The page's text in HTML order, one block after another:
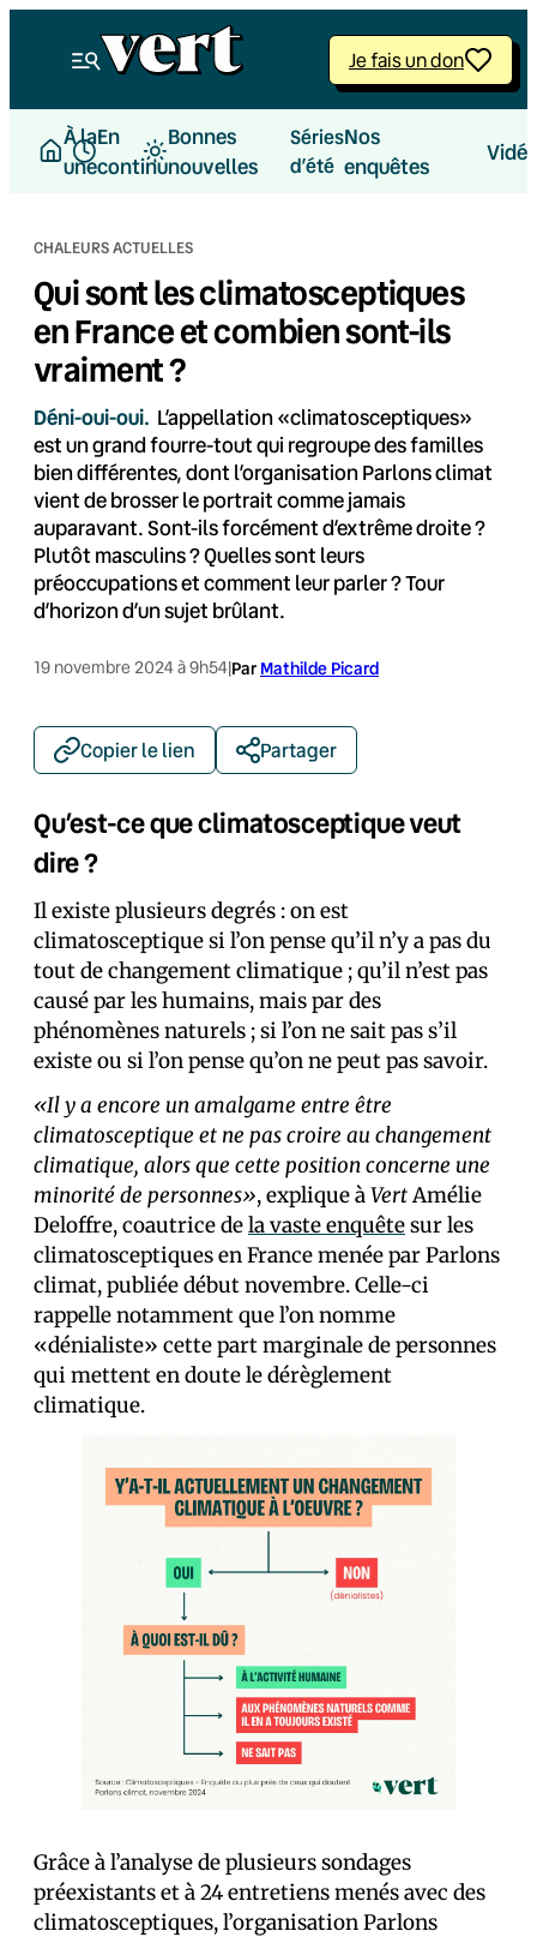
Je fais un don
À la
une
En
continu
Bonnes
nouvelles
Séries
d’été
Nos
enquêtes
CHALEURS ACTUELLES
Qui sont les climatosceptiques
en France et combien sont-ils
vraiment ?
Déni-oui-oui. L’appellation «climatosceptiques»
est un grand fourre-tout qui regroupe des familles
bien différentes, dont l’organisation Parlons climat
vient de brosser le portrait comme jamais
auparavant. Sont-ils forcément d’extrême droite ?
Plutôt masculins ? Quelles sont leurs
préoccupations et comment leur parler ? Tour
d’horizon d’un sujet brûlant.
19 novembre 2024 à 9h54|Par Mathilde Picard
Copier le lien Partager
Qu’est-ce que climatosceptique veut
dire ?
Il existe plusieurs degrés : on est
climatosceptique si l’on pense qu’il n’y a pas du
tout de changement climatique ; qu’il n’est pas
causé par les humains, mais par des
phénomènes naturels ; si l’on ne sait pas s’il
existe ou si l’on pense qu’on ne peut pas savoir.
«Il y a encore un amalgame entre être
climatosceptique et ne pas croire au changement
climatique, alors que cette position concerne une
minorité de personnes», explique àVertAmélie
Deloffre, coautrice dela vaste enquêtesur les
climatosceptiques en France menée par Parlons
climat, publiée début novembre. Celle-ci
rappelle notamment que l’on nomme
«dénialiste» cette part marginale de personnes
qui mettent en doute le dérèglement
climatique.
Grâce à l’analyse de plusieurs sondages
préexistants et à 24 entretiens menés avec des
climatosceptiques, l’organisation Parlons